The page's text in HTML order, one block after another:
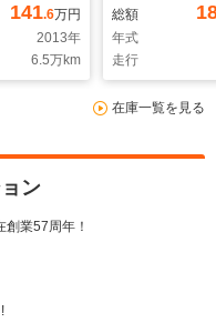
141.6万円
2013年
6.5万km
総額
年式
走行
在庫一覧を見る
ン
業57周年！